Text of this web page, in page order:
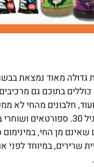
גדולה מאוד נמצאת
בתוכם גם מרכיבים
ועוד, חלבונים מהחי לא
לאנשים מעל גיל 30.
שאינם מן החי,
שרירים, במיוחד לפני